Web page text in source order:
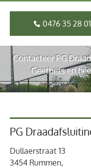
0476 35 28 01
Contacteer PG
Geetbets en
PG
Dullaerstraat 13
3454 Rummen,